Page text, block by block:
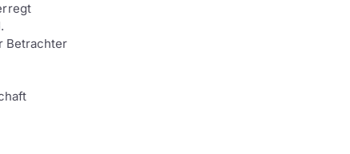
Betrachter